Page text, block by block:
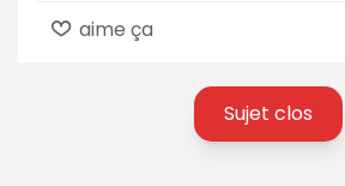
aime ça
Sujet clos